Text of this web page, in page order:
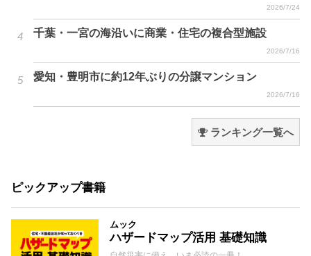
2026/7/24
千葉・一宮の海沿いに商業・住宅の複合型施設
2026/7/16
愛知・豊明市に約12年ぶりの分譲マンション
2026/7/16
ランキング一覧へ
ピックアップ書籍
ムック
ハザードマップ活用 基礎知識